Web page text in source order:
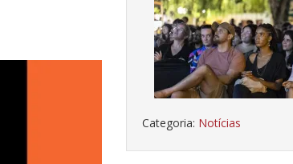
Categoria: Notícias